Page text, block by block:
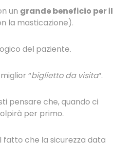
un grande beneficio per il
la masticazione).
del paziente.
“biglietto da visita“.
pensare che, quando ci
per primo.
fatto che la sicurezza data